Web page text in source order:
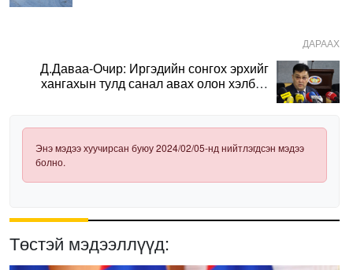
ДАРААХ
Д.Даваа-Очир: Иргэдийн сонгох эрхийг
хангахын тулд санал авах олон хэлбэр
Энэ мэдээ хуучирсан буюу 2024/02/05-нд нийтлэгдсэн мэдээ
болно.
Төстэй мэдээллүүд: